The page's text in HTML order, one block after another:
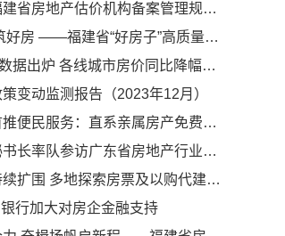
关于印发《福建省房地产估价机构备案管理规定》的通知
智启新程 共筑好房 ——福建省“好房子”高质量发展交流会在厦门圆满落幕
3月70城房价数据出炉 各线城市房价同比降幅继续收窄
变动监测报告（2023年12月）
贝壳福州站首推便民服务：直系亲属房产免费过户
省房协赵峥秘书长率队参访广东省房地产行业协会
城中村改造持续扩围 多地探索房票及以购代建安置模式
银行加大对房企金融支持